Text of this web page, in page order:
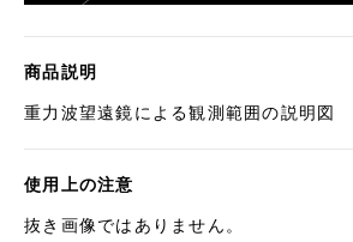
商品説明
重力波望遠鏡による観測範囲の説明図
使用上の注意
抜き画像ではありません。